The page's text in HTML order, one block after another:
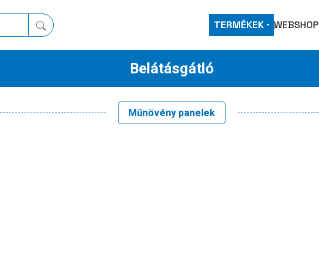
TERMÉKEK WEBSHOP
Belátásgátló
Műnövény panelek